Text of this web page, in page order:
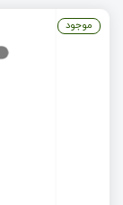
موجود